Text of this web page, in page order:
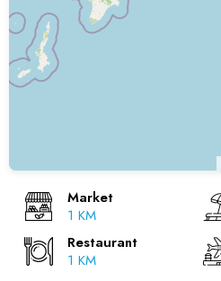
Market
1 KM
Restaurant
1 KM